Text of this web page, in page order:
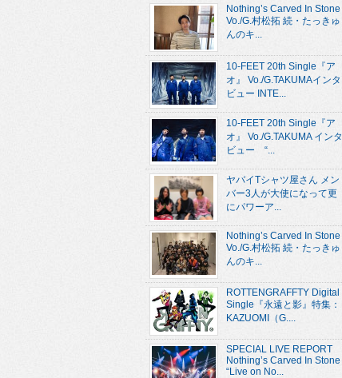
Nothing’s Carved In Stone
Vo./G.村松拓 続・たっきゅ
んのキ...
10-FEET 20th Single『ア
オ』 Vo./G.TAKUMAインタ
ビュー INTE...
10-FEET 20th Single『ア
オ』 Vo./G.TAKUMA インタ
ビュー “...
ヤバイTシャツ屋さん メン
バー3人が大使になって更
にパワーア...
Nothing’s Carved In Stone
Vo./G.村松拓 続・たっきゅ
んのキ...
ROTTENGRAFFTY Digital
Single『永遠と影』特集：
KAZUOMI（G....
SPECIAL LIVE REPORT
Nothing’s Carved In Stone
“Live on No...